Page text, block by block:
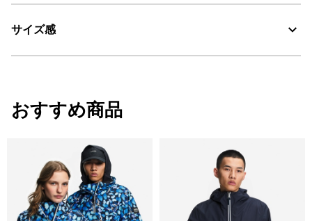
AIGLE for tomorrow
漂白処理はできない。
タンブル乾燥禁止。
脱水後、つり干し乾燥がよい。
アイロン仕上げ処理はできない。
・色：モルフォ プリント (003)
サイズ感
2XL
58
M- 55
S- 66.5 52
おすすめ商品